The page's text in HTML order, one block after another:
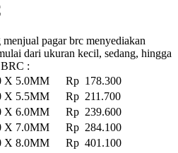
pagar brc menyediakan
dari ukuran kecil, sedang, hingga
:
X 5.0MM
Rp 178.300
X 5.5MM
Rp 211.700
X 6.0MM
Rp 239.600
X 7.0MM
Rp 284.100
X 8.0MM
Rp 401.100